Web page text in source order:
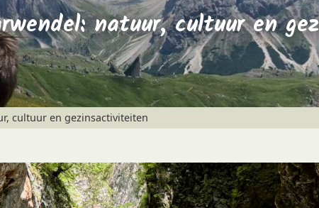
natuur, cultuur en
cultuur en gezinsactiviteiten